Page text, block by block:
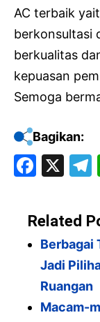
AC terbaik
berkonsultasi
berkualitas
kepuasan
Semoga
Bagikan:
F
c
e
b
o
o
X
e
Related
Berbagai
Jadi
Ruangan
Macam-